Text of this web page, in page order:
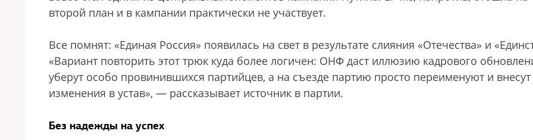
второй план и в кампании практически не участвует.
Все помнят: «Единая Россия» появилась на свет в результате слияния «Отечества» и
«Вариант повторить этот трюк куда более логичен: ОНФ даст иллюзию кадрового
уберут особо провинившихся партийцев, а на съезде партию просто переименуют и внесут
изменения в устав», — рассказывает источник в партии.
Без надежды на успех